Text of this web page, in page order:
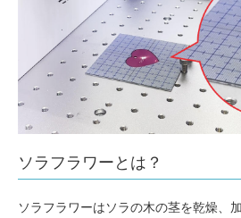
ソラフラワーとは？
ソラフラワーはソラの木の茎を乾燥、